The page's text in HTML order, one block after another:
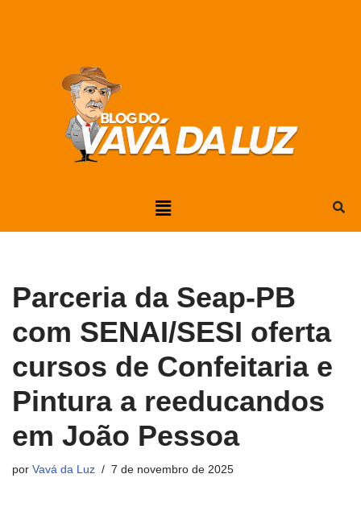
Parceria da Seap-PB
com SENAI/SESI oferta
cursos de Confeitaria e
Pintura a reeducandos
em João Pessoa
por Vavá da Luz 7 de novembro de 2025